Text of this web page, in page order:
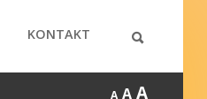
KONTAKT
A A A